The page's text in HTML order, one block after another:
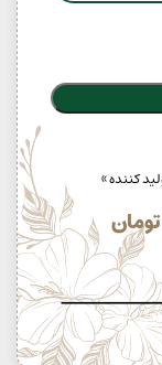
کننده »
تومان